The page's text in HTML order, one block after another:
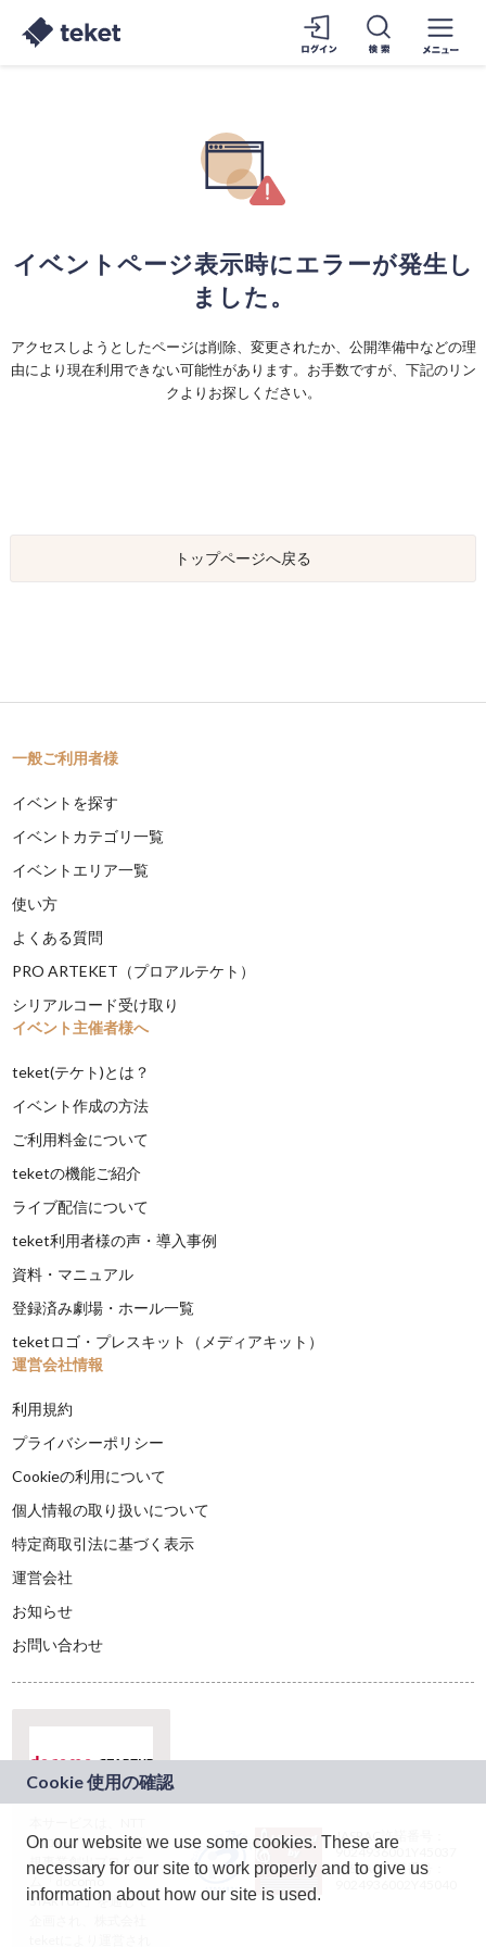
イベントページ表示時にエラーが発生し
ました。
アクセスしようとしたページは削除、変更されたか、公開準備中などの理
由により現在利用できない可能性があります。お手数ですが、下記のリン
クよりお探しください。
トップページへ戻る
一般ご利用者様
イベントを探す
イベントカテゴリ一覧
イベントエリア一覧
使い方
よくある質問
PRO ARTEKET（プロアルテケト）
シリアルコード受け取り
イベント主催者様へ
teket(テケト)とは？
イベント作成の方法
ご利用料金について
teketの機能ご紹介
ライブ配信について
teket利用者様の声・導入事例
資料・マニュアル
登録済み劇場・ホール一覧
teketロゴ・プレスキット（メディアキット）
運営会社情報
利用規約
プライバシーポリシー
Cookieの利用について
個人情報の取り扱いについて
特定商取引法に基づく表示
運営会社
お知らせ
お問い合わせ
ドコモグループの新
規事業創出プログラ
ム「docomo
STARTUP」を通じて
JASRAC許諾番号：
9024936001Y45037
JASRAC許諾番号：
On our website we use some cookies. These are
necessary for our site to work properly and to give us
information about how our site is used.